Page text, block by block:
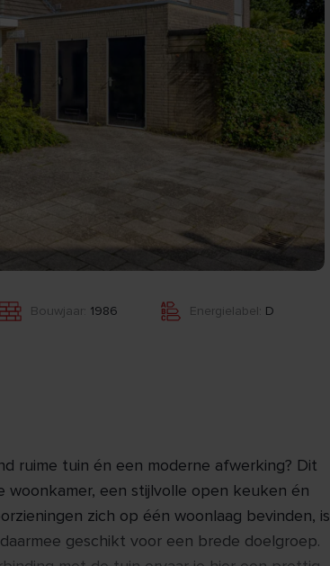
Bouwjaar: 1986 Energielabel: D
ruime tuin én een moderne afwerking? Dit
een stijlvolle open keuken én
zich op één woonlaag bevinden, is
geschikt voor een brede doelgroep.